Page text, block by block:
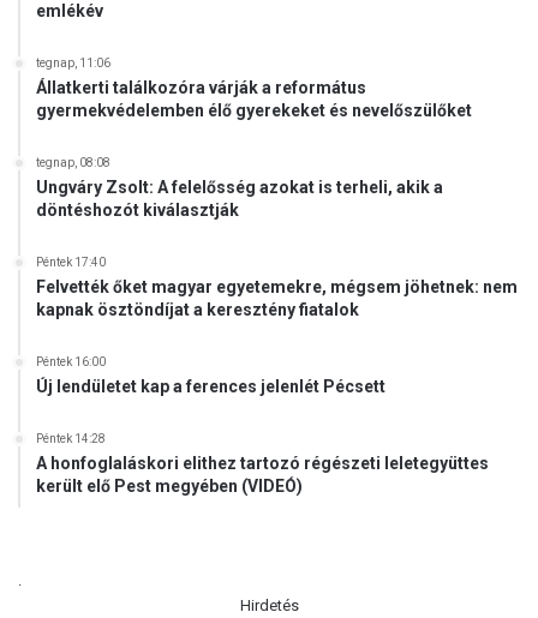
emlékév
tegnap, 11:06
Állatkerti találkozóra várják a református
gyermekvédelemben élő gyerekeket és nevelőszülőket
tegnap, 08:08
Ungváry Zsolt: A felelősség azokat is terheli, akik a
döntéshozót kiválasztják
Péntek 17:40
Felvették őket magyar egyetemekre, mégsem jöhetnek: nem
kapnak ösztöndíjat a keresztény fiatalok
Péntek 16:00
Új lendületet kap a ferences jelenlét Pécsett
Péntek 14:28
A honfoglaláskori elithez tartozó régészeti leletegyüttes
került elő Pest megyében (VIDEÓ)
.
Hirdetés